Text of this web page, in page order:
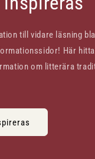
till vidare läsning
Här
om litterära